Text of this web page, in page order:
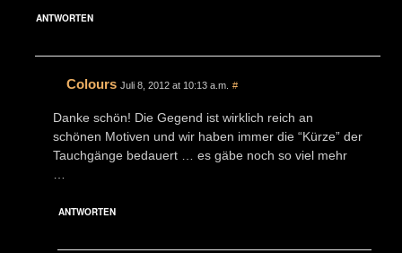
ANTWORTEN
Colours Juli 8, 2012 at 10:13 a.m. #
Danke schön! Die Gegend ist wirklich reich an
schönen Motiven und wir haben immer die “Kürze” der
Tauchgänge bedauert … es gäbe noch so viel mehr
ANTWORTEN